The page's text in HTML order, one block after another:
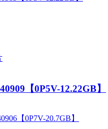
【0P5V-12.22GB】